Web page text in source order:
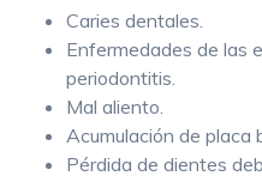
Caries dentales.
Enfermedades de las
periodontitis.
Mal aliento.
Acumulación de placa
Pérdida de dientes